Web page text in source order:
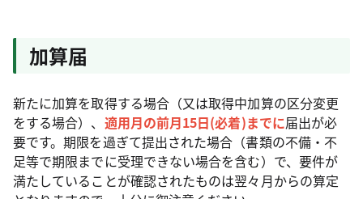
加算届
新たに加算を取得する場合（又は取得中加算の区分変更
をする場合）、 適用月の前月15日(必着)までに届出が必
要です。期限を過ぎて提出された場合（書類の不備・不
足等で期限までに受理できない場合を含む）で、要件が
満たしていることが確認されたものは翌々月からの算定